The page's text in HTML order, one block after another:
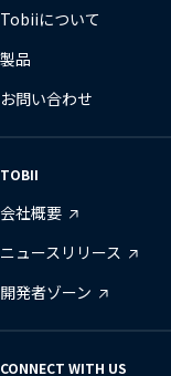
Tobiiについて
製品
お問い合わせ
TOBII
会社概要
ニュースリリース
開発者ゾーン
CONNECT WITH US